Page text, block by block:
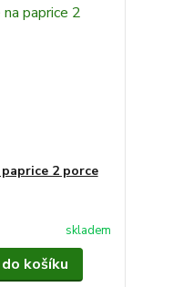
2 porce
skladem
košíku